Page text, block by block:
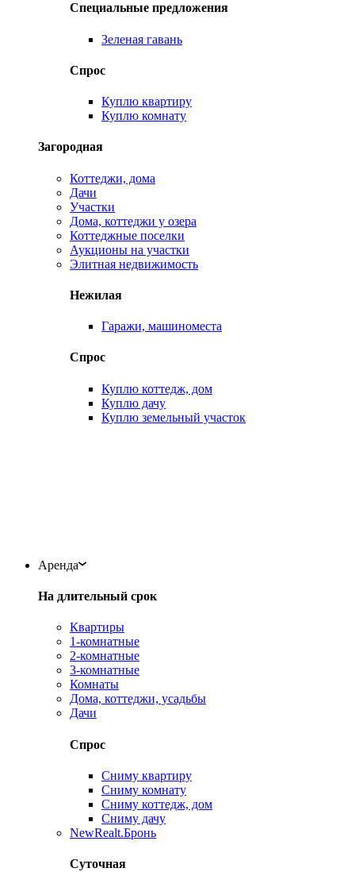
Специальные предложения
Зеленая гавань
Спрос
Куплю квартиру
Куплю комнату
Загородная
Коттеджи, дома
Дачи
Участки
Дома, коттеджи у озера
Коттеджные поселки
Аукционы на участки
Элитная недвижимость
Нежилая
Гаражи, машиноместа
Спрос
Куплю коттедж, дом
Куплю дачу
Куплю земельный участок
Аренда
На длительный срок
Квартиры
1-комнатные
2-комнатные
3-комнатные
Комнаты
Дома, коттеджи, усадьбы
Дачи
Спрос
Сниму квартиру
Сниму комнату
Сниму коттедж, дом
Сниму дачу
NewRealt.Бронь
Суточная